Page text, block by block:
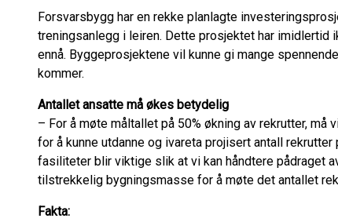
Forsvarsbygg har en rekke planlagte
treningsanlegg i leiren. Dette prosjektet har
ennå. Byggeprosjektene vil kunne gi mange
kommer.
Antallet ansatte må økes betydelig
– For å møte måltallet på 50% økning av rekrutter,
for å kunne utdanne og ivareta projisert antall
fasiliteter blir viktige slik at vi kan håndtere pådraget
tilstrekkelig bygningsmasse for å møte det antallet
Fakta: